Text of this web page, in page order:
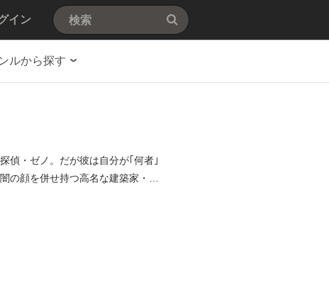
イン
ルから探す
偵・ゼノ。だが彼は自分が｢何者｣
顔を併せ持つ高名な建築家・甲